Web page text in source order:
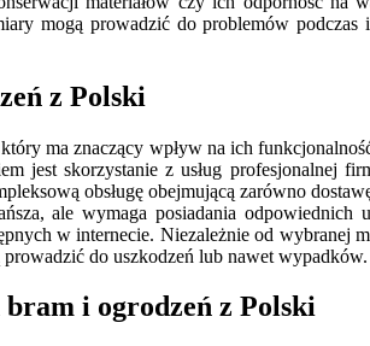
mogą prowadzić do problemów
z Polski
ma znaczący wpływ na ich
jest skorzystanie z usług profesjonalnej
obsługę obejmującą zarówno
ale wymaga posiadania
w internecie. Niezależnie od wybranej
do uszkodzeń lub nawet wypadków.
bram i ogrodzeń z Polski